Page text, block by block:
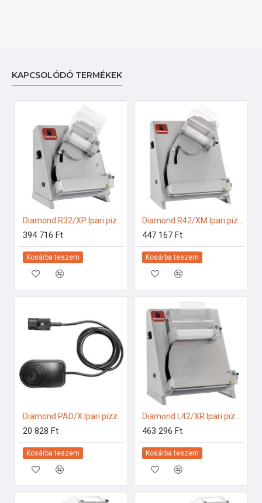
KAPCSOLÓDÓ TERMÉKEK
394 716 Ft
Kosárba teszem
447 167 Ft
Kosárba teszem
20 828 Ft
Kosárba teszem
463 296 Ft
Kosárba teszem